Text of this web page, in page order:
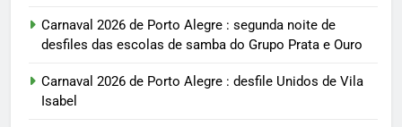
Carnaval 2026 de Porto Alegre : segunda noite de
desfiles das escolas de samba do Grupo Prata e Ouro
Carnaval 2026 de Porto Alegre : desfile Unidos de Vila
Isabel